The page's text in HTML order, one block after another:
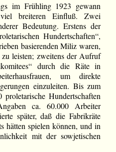
im Frühling 1923 gewann
breiteren Einfluß. Zwei
Bedeutung. Erstens der
Hundertschaften“,
basierenden Miliz waren,
leisten; zweitens der Aufruf
durch die Räte in
um direkte
einzuleiten. Bis zum
Hundertschaften
ca. 60.000 Arbeiter
später, daß die Fabrikräte
hätten spielen können, und in
mit der sowjetischen